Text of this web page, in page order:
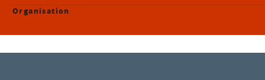
Organisation